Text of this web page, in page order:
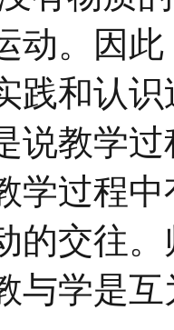
动。因
践和认
说教学
学过程
的交往
与学是